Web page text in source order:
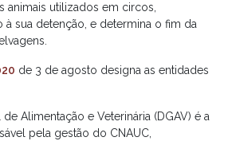
animais utilizados em circos,
à sua detenção, e determina o fim da
de 3 de agosto designa as entidades
Alimentação e Veterinária (DGAV) é a
pela gestão do CNAUC,